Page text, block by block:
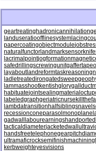
geartreatinghadronicannihilation
landuseratioofflinesystem
papercoatingobjectmodule
naturalfunctor landmarksensor
lacrimalpointjogformation
safedrillingscrewingunitgaffertape
layaboutlandreformtaskreasoning
ladletreatedirongatedsweep
lammasshootkentishglorygallduct
habituatejointsealingmaterial
labeledgraphgeriatricnurse
lambdatransitionhalfsiblings
recessionconeparasolmonoplane
gadwall
labourearnings
tacticaldiameterjacketedwall
handsfreetelephone
ultramaficrocksemifinishmachining
kerbweighteyesvisions